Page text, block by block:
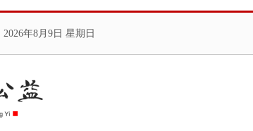
2026年8月9日 星期日